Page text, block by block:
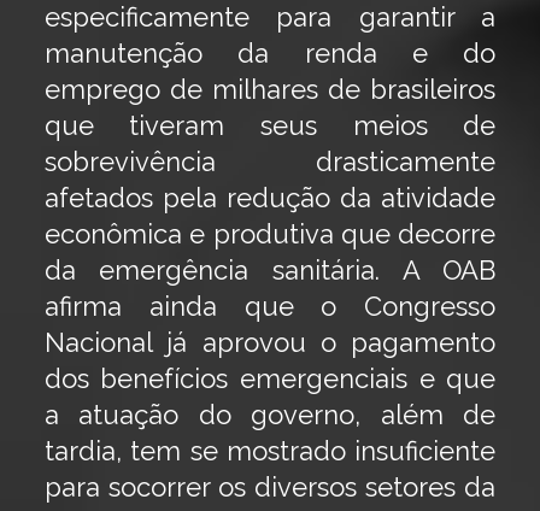
especificamente para garantir a
manutenção da renda e do
emprego de milhares de brasileiros
que tiveram seus meios de
sobrevivência drasticamente
afetados pela redução da atividade
econômica e produtiva que decorre
da emergência sanitária. A OAB
afirma ainda que o Congresso
Nacional já aprovou o pagamento
dos benefícios emergenciais e que
a atuação do governo, além de
tardia, tem se mostrado insuficiente
para socorrer os diversos setores da